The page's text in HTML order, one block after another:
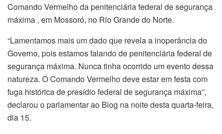
Comando Vermelho da penitenciária federal de segurança
máxima , em Mossoró, no Rio Grande do Norte.
“Lamentamos mais um dado que revela a inoperância do
Governo, pois estamos falando de penitenciária federal de
segurança máxima. Nunca tinha ocorrido um evento dessa
natureza. O Comando Vermelho deve estar em festa com
fuga histórica de presídio federal de segurança máxima”,
declarou o parlamentar ao Blog na noite desta quarta-feira,
dia 15.